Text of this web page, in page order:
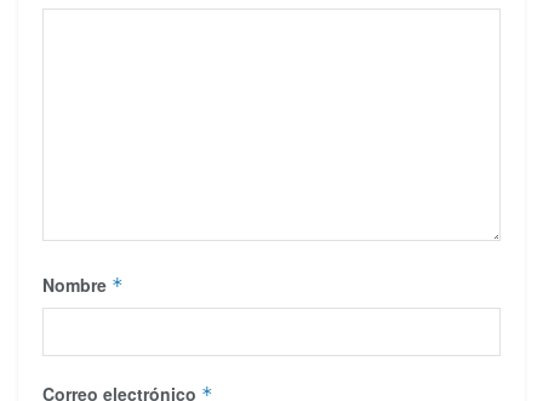
Nombre *
Correo electrónico *